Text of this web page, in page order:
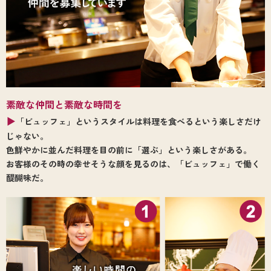
素敵な仲間と素敵な時間を
▶ 「ビュッフェ」というスタイルは料理を食べるという楽しさだけ
じゃない。
色鮮やかに並んだ料理を目の前に「選ぶ」という楽しさがある。
お客様のその時の幸せそうな顔を見るのは、「ビュッフェ」で働く
醍醐味だ。